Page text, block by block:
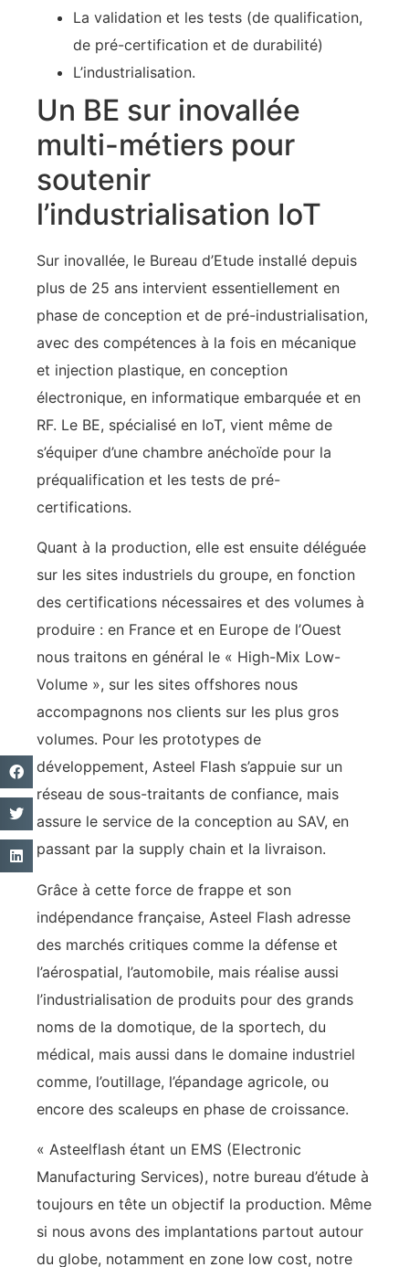
La validation et les tests (de qualification,
de pré-certification et de durabilité)
L’industrialisation.
Un BE sur inovallée
multi-métiers pour
soutenir
l’industrialisation IoT
Sur inovallée, le Bureau d’Etude installé depuis
plus de 25 ans intervient essentiellement en
phase de conception et de pré-industrialisation,
avec des compétences à la fois en mécanique
et injection plastique, en conception
électronique, en informatique embarquée et en
RF. Le BE, spécialisé en IoT, vient même de
s’équiper d’une chambre anéchoïde pour la
préqualification et les tests de pré-
certifications.
Quant à la production, elle est ensuite déléguée
sur les sites industriels du groupe, en fonction
des certifications nécessaires et des volumes à
produire : en France et en Europe de l’Ouest
nous traitons en général le « High-Mix Low-
Volume », sur les sites offshores nous
accompagnons nos clients sur les plus gros
volumes. Pour les prototypes de
développement, Asteel Flash s’appuie sur un
réseau de sous-traitants de confiance, mais
assure le service de la conception au SAV, en
passant par la supply chain et la livraison.
Grâce à cette force de frappe et son
indépendance française, Asteel Flash adresse
des marchés critiques comme la défense et
l’aérospatial, l’automobile, mais réalise aussi
l’industrialisation de produits pour des grands
noms de la domotique, de la sportech, du
médical, mais aussi dans le domaine industriel
comme, l’outillage, l’épandage agricole, ou
encore des scaleups en phase de croissance.
« Asteelflash étant un EMS (Electronic
Manufacturing Services), notre bureau d’étude à
toujours en tête un objectif la production. Même
si nous avons des implantations partout autour
du globe, notamment en zone low cost, notre